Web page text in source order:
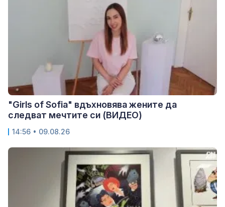
"Girls of Sofia" вдъхновява жените да
следват мечтите си (ВИДЕО)
14:56 • 09.08.26